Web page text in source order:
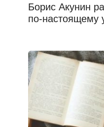
Борис Акунин
по-настоящему